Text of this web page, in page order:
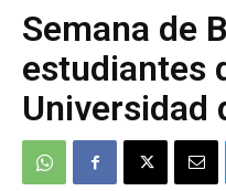
Semana de
estudiantes
Universidad